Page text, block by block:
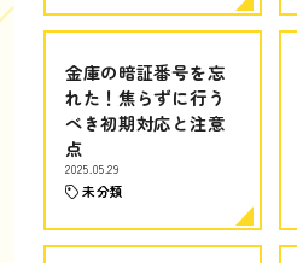
金庫の暗証番号を忘
れた！焦らずに行う
べき初期対応と注意
点
2025.05.29
未分類